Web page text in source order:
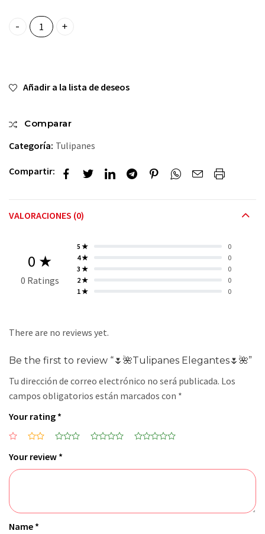
🌷🌺Tulipanes Elegantes🌷🌺 quantity
Añadir a la lista de deseos
Comparar
Categoría: Tulipanes
Compartir:
VALORACIONES (0)
0 ★
0 Ratings
5 ★
0
4 ★
0
3 ★
0
2 ★
0
1 ★
0
There are no reviews yet.
Be the first to review “🌷🌺Tulipanes Elegantes🌷🌺”
Tu dirección de correo electrónico no será publicada. Los
campos obligatorios están marcados con *
Your rating *
Your review *
Name *